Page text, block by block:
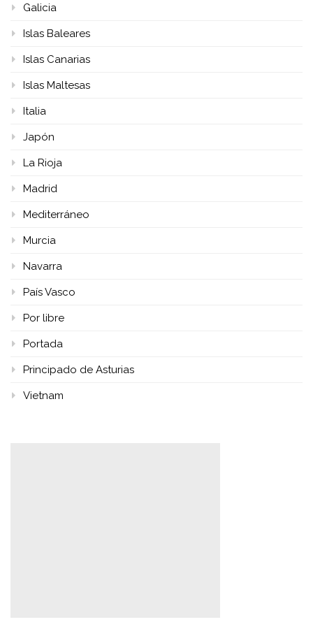
Galicia
Islas Baleares
Islas Canarias
Islas Maltesas
Italia
Japón
La Rioja
Madrid
Mediterráneo
Murcia
Navarra
País Vasco
Por libre
Portada
Principado de Asturias
Vietnam